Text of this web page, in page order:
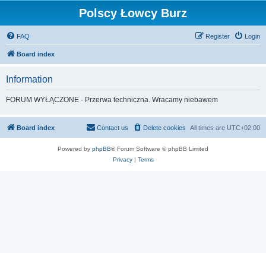
Polscy Łowcy Burz
FAQ Login
Register
Board index
Information
FORUM WYŁĄCZONE - Przerwa techniczna. Wracamy niebawem
Board index All times are UTC+02:00
Delete cookies
Contact us
Powered by phpBB® Forum Software © phpBB Limited
Privacy| Terms